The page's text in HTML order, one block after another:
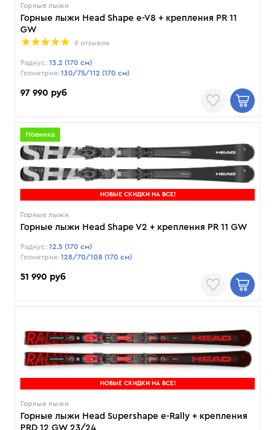
Горные лыжи
Горные лыжи Head Shape e-V8 + крепления PR 11
GW
9 отзывов
Радиус: 13.2 (170 см)
Геометрия: 130/75/112 (170 см)
97 990 руб
Новинка
НОВЫЕ СКИДКИ НА ВСЕ!
Горные лыжи
Горные лыжи Head Shape V2 + крепления PR 11 GW
Радиус: 12.5 (170 см)
Геометрия: 128/70/108 (170 см)
51 990 руб
НОВЫЕ СКИДКИ НА ВСЕ!
Горные лыжи
Горные лыжи Head Supershape e-Rally + крепления
PRD 12 GW 23/24